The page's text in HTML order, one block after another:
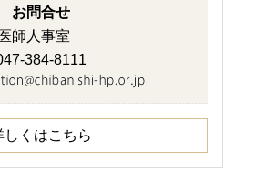
お問合せ
医師人事室
384-8111
しくはこちら